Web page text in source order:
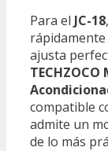
Para el JC-18
ajusta
compatible
admite un
de lo más